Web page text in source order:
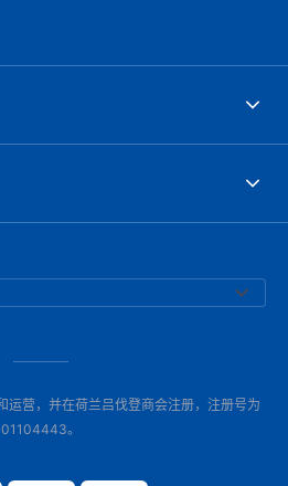
运营，并在荷兰吕伐登商会注册，注册号为
01104443。